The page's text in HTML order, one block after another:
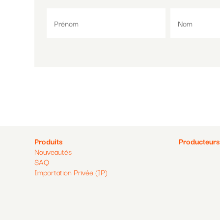
Pied
de
Produits
Nouveautés
SAQ
Importation Privée (IP)
Pied
Producteurs